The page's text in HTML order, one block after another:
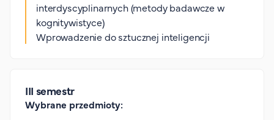
interdyscyplinarnych (metody badawcze w
kognitywistyce)
Wprowadzenie do sztucznej inteligencji
III semestr
Wybrane przedmioty: